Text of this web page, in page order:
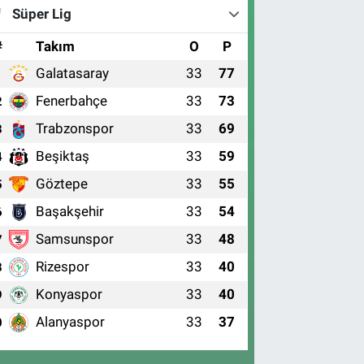
Süper Lig
Takım O P
Galatasaray 33 77
Fenerbahçe 33 73
Trabzonspor 33 69
Beşiktaş 33 59
Göztepe 33 55
Başakşehir 33 54
Samsunspor 33 48
Rizespor 33 40
Konyaspor 33 40
Alanyaspor 33 37